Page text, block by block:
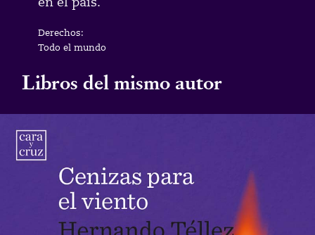
Derechos:
Todo el mundo
Libros del mismo autor